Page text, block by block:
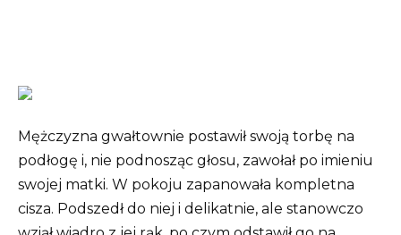
Mężczyzna gwałtownie postawił swoją torbę na
podłogę i, nie podnosząc głosu, zawołał po imieniu
swojej matki. W pokoju zapanowała kompletna
cisza. Podszedł do niej i delikatnie, ale stanowczo